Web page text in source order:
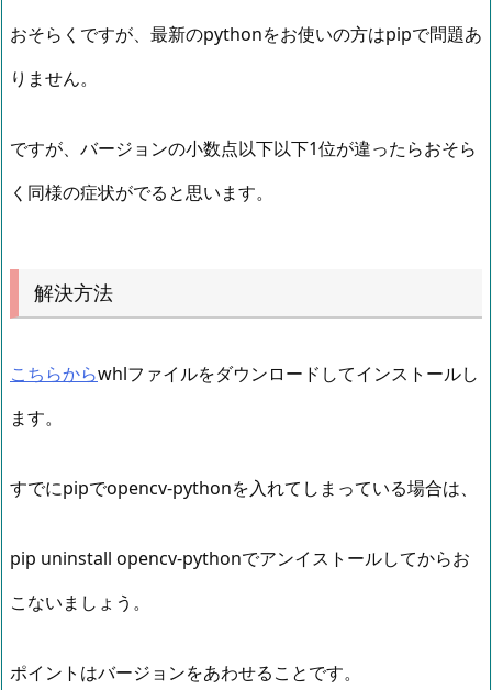
おそらくですが、最新のpythonをお使いの方はpipで問題あ
りません。
ですが、バージョンの小数点以下以下1位が違ったらおそら
く同様の症状がでると思います。
解決方法
こちらからwhlファイルをダウンロードしてインストールし
ます。
すでにpipでopencv-pythonを入れてしまっている場合は、
pip uninstall opencv-pythonでアンイストールしてからお
こないましょう。
ポイントはバージョンをあわせることです。